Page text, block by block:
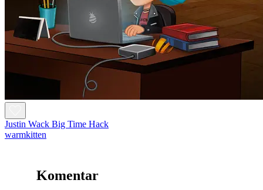
Justin Wack Big Time Hack
warmkitten
Komentar